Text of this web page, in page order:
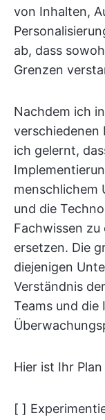
von Inhalten,
ab, dass
Grenzen
Nachdem ich
verschiedenen
ich gelernt,
menschlichem
und die
Fachwissen
ersetzen. Die
diejenigen
Verständnis
Teams und die
Hier ist Ihr
[ ]